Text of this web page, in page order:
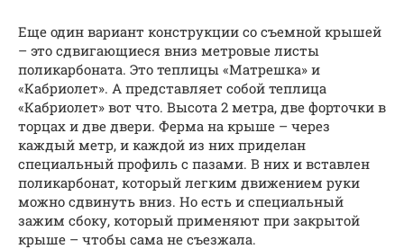
Еще один вариант конструкции со съемной крышей
– это сдвигающиеся вниз метровые листы
поликарбоната. Это теплицы «Матрешка» и
«Кабриолет». А представляет собой теплица
«Кабриолет» вот что. Высота 2 метра, две форточки в
торцах и две двери. Ферма на крыше – через
каждый метр, и каждой из них приделан
специальный профиль с пазами. В них и вставлен
поликарбонат, который легким движением руки
можно сдвинуть вниз. Но есть и специальный
зажим сбоку, который применяют при закрытой
крыше – чтобы сама не съезжала.